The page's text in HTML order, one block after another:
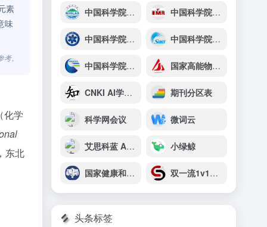
素
味
。
化学
东北
中国科学院南京地理与湖泊研究所 中国科学院金属研究所
中国科学院宁波材料技术与工程研究所（简称宁波材料所） 中国科学院上海微系统与信息技术研究所
中国科学院广州地球化学研究所 国家高能物理科学数据中心
CNKI AI学术研究助手 期刊分区表
科学网会议 微词云
艾思科蓝 AiScholar 小绿鲸
国家健康和疾病人脑组织资源库 双一流1v1学术论文辅导
头条标签